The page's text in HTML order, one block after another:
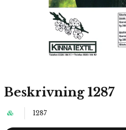
Beskrivning 1287
1287